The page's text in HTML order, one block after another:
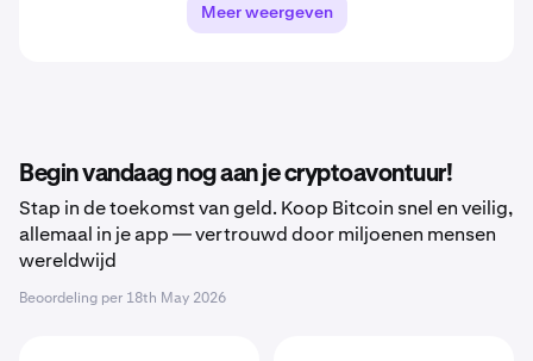
Meer weergeven
Begin vandaag nog aan je cryptoavontuur!
Stap in de toekomst van geld. Koop Bitcoin snel en veilig,
allemaal in je app — vertrouwd door miljoenen mensen
wereldwijd
Beoordeling per 18th May 2026